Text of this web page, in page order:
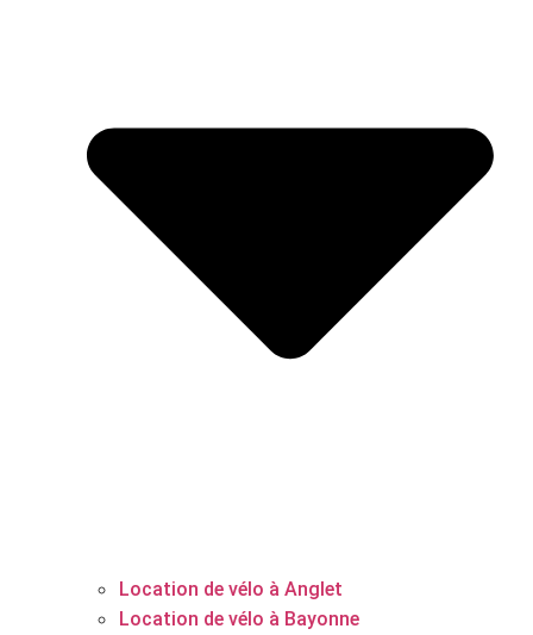
Location de vélo à Anglet
Location de vélo à Bayonne